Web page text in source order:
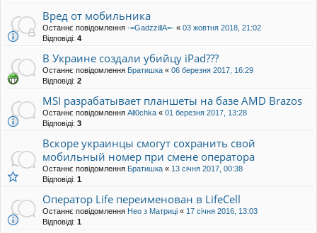
Вред от мобильника
Останнє повідомлення -=GadzzillA=- « 03 жовтня 2018, 21:02
Відповіді: 4
В Украине создали убийцу iPad???
Останнє повідомлення Братишка « 06 березня 2017, 16:29
Відповіді: 2
MSI разрабатывает планшеты на базе AMD Brazos
Останнє повідомлення All0chka « 01 березня 2017, 13:28
Відповіді: 3
Вскоре украинцы смогут сохранить свой
мобильный номер при смене оператора
Останнє повідомлення Братишка « 13 січня 2017, 00:38
Відповіді: 1
Оператор Life переименован в LifeCell
Останнє повідомлення Нео з Матриці « 17 січня 2016, 13:03
Відповіді: 1